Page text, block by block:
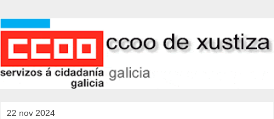
22 nov 2024